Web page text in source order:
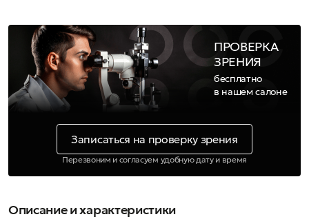
ПРОВЕРКА
ЗРЕНИЯ
бесплатно
в нашем салоне
Записаться на проверку зрения
Перезвоним и согласуем удобную дату и время
Описание и характеристики